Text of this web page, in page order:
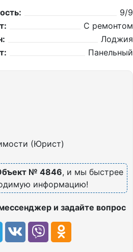
9/9
С ремонтом
Лоджия
Панельный
(Юрист)
№ 4846, и мы быстрее
информацию!
и задайте вопрос